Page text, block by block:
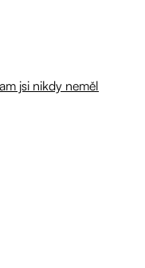
jsi nikdy neměl